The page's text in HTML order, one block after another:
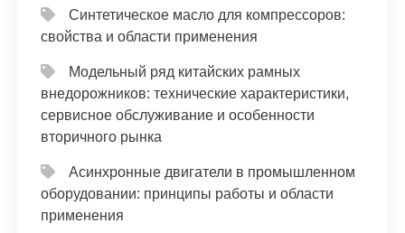
Синтетическое масло для компрессоров:
свойства и области применения
Модельный ряд китайских рамных
внедорожников: технические характеристики,
сервисное обслуживание и особенности
вторичного рынка
Асинхронные двигатели в промышленном
оборудовании: принципы работы и области
применения